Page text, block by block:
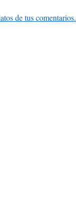
de tus comentarios.